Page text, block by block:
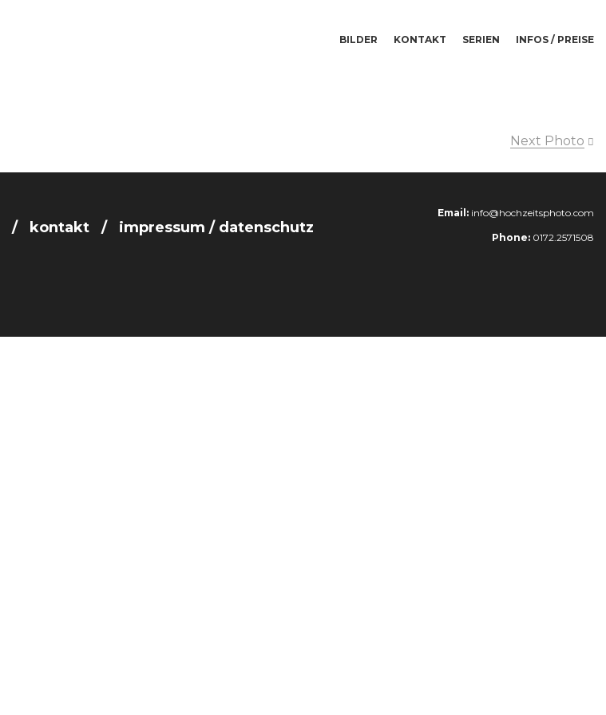
BILDER KONTAKT SERIEN INFOS / PREISE
Next Photo
kontakt impressum / datenschutz
Email: info@hochzeitsphoto.com
Phone: 0172.2571508